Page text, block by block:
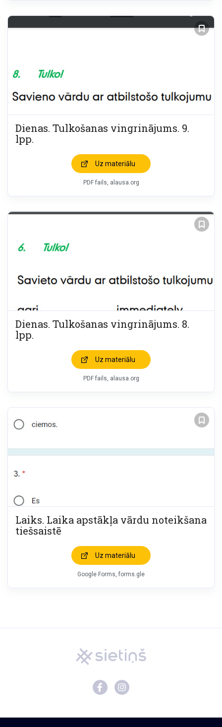
Dienas. Tulkošanas vingrinājums. 9.
lpp.
Uz materiālu
PDF fails, alausa.org
Dienas. Tulkošanas vingrinājums. 8.
lpp.
Uz materiālu
PDF fails, alausa.org
Laiks. Laika apstākļa vārdu noteikšana
tiešsaistē
Uz materiālu
Google Forms, forms.gle